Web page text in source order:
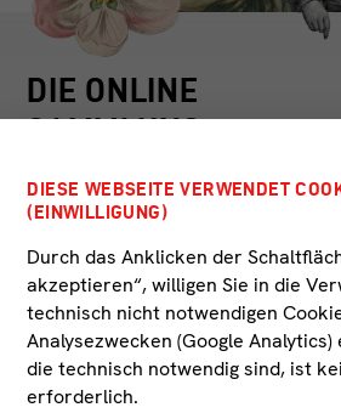
DIE ONLINE
SAMMLUNG
Eine wahre Schatzkiste mit
Die Online Sammlung der
umfasst eine Vielzahl von
Naturobjekten, die Sie schnell
durchsuchen können.
spezielle Werke vor oder nach
Museumsbesuch oder lassen
neuen Themen und Objekten
DIESE WEBSEITE VERWENDET
(EINWILLIGUNG)
Durch das Anklicken der
akzeptieren“, willigen Sie in die
technisch nicht notwendigen
Analysezwecken (Google
die technisch notwendig sind, ist
erforderlich.